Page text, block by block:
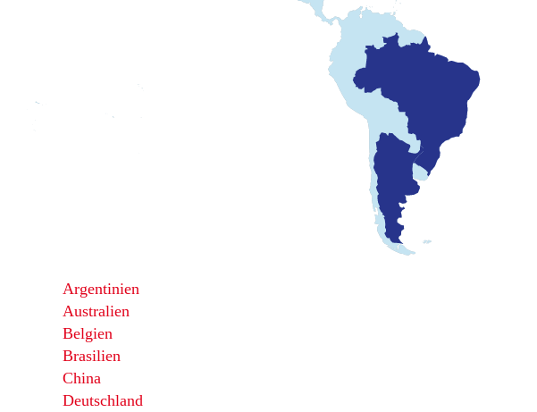
Argentinien
Australien
Belgien
Brasilien
China
Deutschland